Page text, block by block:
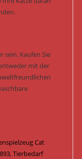
sein. Kaufen Sie
mit der
Cat
Tierbedarf